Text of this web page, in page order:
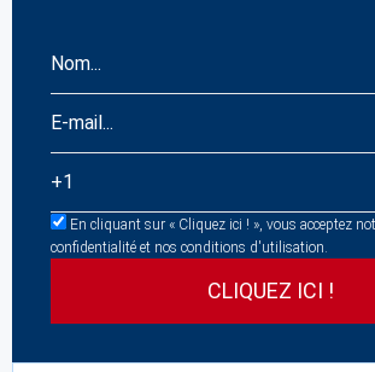
En cliquant sur « Cliquez ici ! », vous acceptez
confidentialité et nos conditions d'utilisation.